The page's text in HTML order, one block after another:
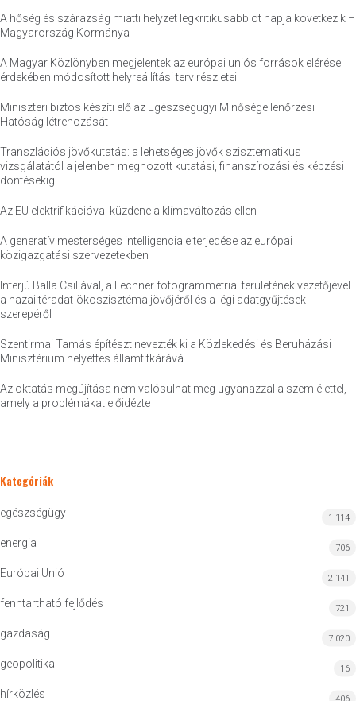
A hőség és szárazság miatti helyzet legkritikusabb öt napja következik –
Magyarország Kormánya
A Magyar Közlönyben megjelentek az európai uniós források elérése
érdekében módosított helyreállítási terv részletei
Miniszteri biztos készíti elő az Egészségügyi Minőségellenőrzési
Hatóság létrehozását
Transzlációs jövőkutatás: a lehetséges jövők szisztematikus
vizsgálatától a jelenben meghozott kutatási, finanszírozási és képzési
döntésekig
Az EU elektrifikációval küzdene a klímaváltozás ellen
A generatív mesterséges intelligencia elterjedése az európai
közigazgatási szervezetekben
Interjú Balla Csillával, a Lechner fotogrammetriai területének vezetőjével
a hazai téradat-ökoszisztéma jövőjéről és a légi adatgyűjtések
szerepéről
Szentirmai Tamás építészt nevezték ki a Közlekedési és Beruházási
Minisztérium helyettes államtitkárává
Az oktatás megújítása nem valósulhat meg ugyanazzal a szemlélettel,
amely a problémákat előidézte
Kategóriák
egészségügy 1 114
energia 706
Európai Unió 2 141
fenntartható fejlődés 721
gazdaság 7 020
geopolitika 16
hírközlés 406